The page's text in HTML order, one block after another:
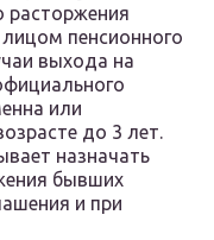
расторжения
пенсионного
выхода на
или
до 3 лет.
назначать
бывших
и при